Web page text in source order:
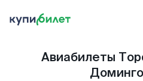
Авиабилеты
Доминго